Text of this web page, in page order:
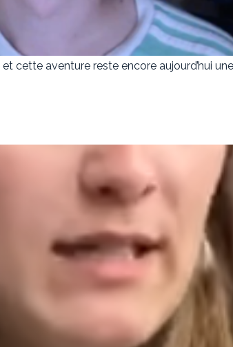
et cette aventure reste encore aujourd’hui